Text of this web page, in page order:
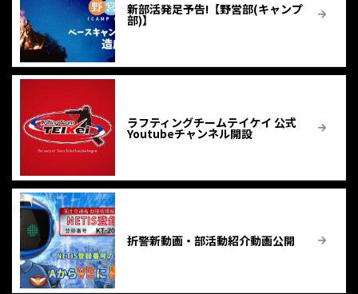
新部活発足予告!【野営部(キャンプ
部)】
ラフティングチームテイケイ 公式
Youtubeチャンネル開設
折警新動画・部活動紹介動画公開